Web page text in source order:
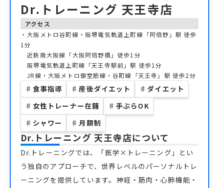
Dr.トレーニング 天王寺店
アクセス
・大阪メトロ谷町線・阪堺電気軌道上町線「阿倍野」駅 徒歩
1分
近鉄南大阪線「大阪阿倍野橋」徒歩1分
阪堺電気軌道上町線「天王寺駅前」駅 徒歩1分
JR線・大阪メトロ御堂筋線・谷町線「天王寺」駅 徒歩2分
♯ 食事指導 ♯ 産後ダイエット ♯ ダイエット
♯ 女性トレーナー在籍 ♯ 手ぶらOK
♯ シャワー ♯ 月額制
Dr.トレーニング 天王寺店について
Dr.トレーニングでは、「医学×トレーニング」とい
う独自のアプローチで、世界レベルのパーソナルトレ
ーニングを提供しています。神経・筋肉・心肺機能・